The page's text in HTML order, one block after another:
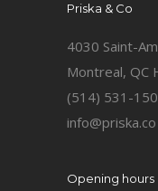
Priska & Co
4030 Saint-
Montreal, QC
(514) 531-
info@priska.co
Opening hours